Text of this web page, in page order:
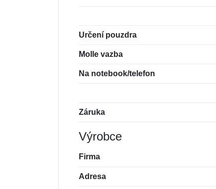
Určení pouzdra
Molle vazba
Na notebook/telefon
Záruka
Výrobce
Firma
Adresa